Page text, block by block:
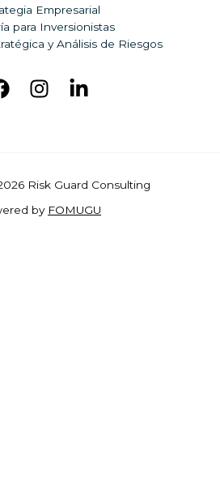
Empresarial
para Inversionistas
y Análisis de Riesgos
Risk Guard Consulting
by FOMUGU